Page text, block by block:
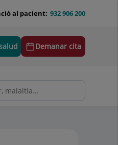
932 906 200
al pacient:
Demanar cita